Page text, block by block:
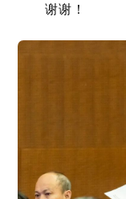
谢谢！